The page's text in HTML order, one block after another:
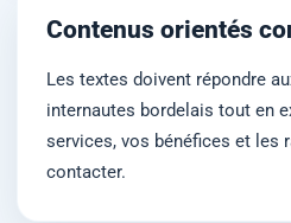
Contenus orientés
Les textes doivent répondre
internautes bordelais tout en
services, vos bénéfices et les
contacter.